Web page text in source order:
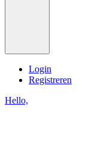
Login
Registreren
Hello,